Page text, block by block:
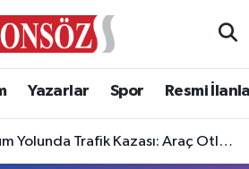
Yazarlar Spor Resmi
Trafik Kazası: Araç Otluk Alana Devrildi, Yaralılar Var!
Eczaneler